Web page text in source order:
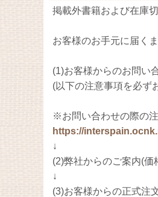
掲載外書籍および在庫
お客様のお手元に届く
(1)お客様からのお問い
(以下の注意事項を必ず
※お問い合わせの際の
https://
↓
(2)弊社からのご案内(価
↓
(3)お客様からの正式注